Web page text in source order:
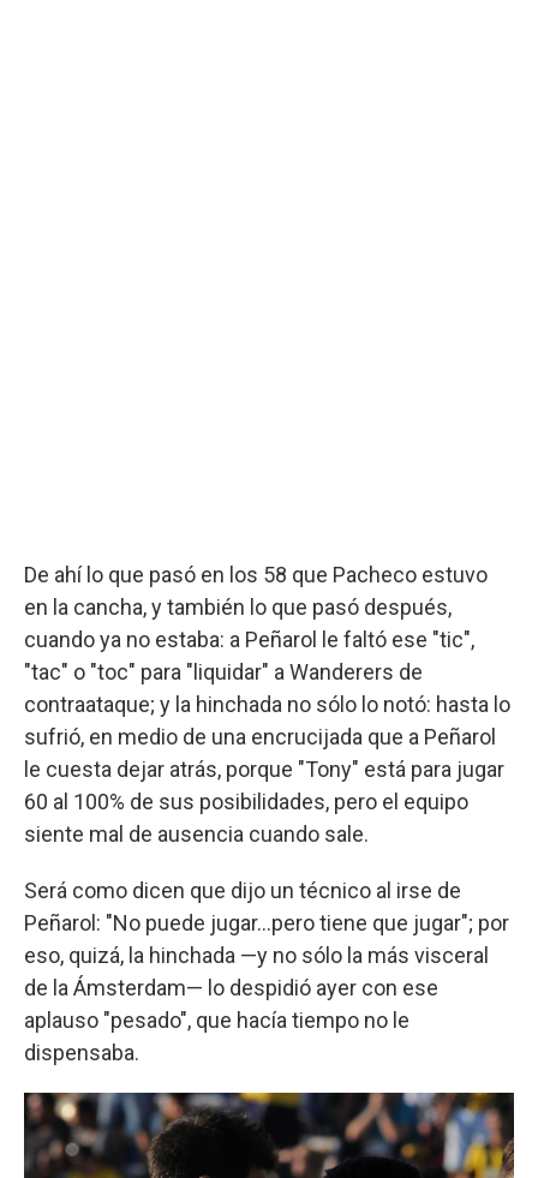
De ahí lo que pasó en los 58 que Pacheco estuvo
en la cancha, y también lo que pasó después,
cuando ya no estaba: a Peñarol le faltó ese "tic",
"tac" o "toc" para "liquidar" a Wanderers de
contraataque; y la hinchada no sólo lo notó: hasta lo
sufrió, en medio de una encrucijada que a Peñarol
le cuesta dejar atrás, porque "Tony" está para jugar
60 al 100% de sus posibilidades, pero el equipo
siente mal de ausencia cuando sale.
Será como dicen que dijo un técnico al irse de
Peñarol: "No puede jugar...pero tiene que jugar"; por
eso, quizá, la hinchada —y no sólo la más visceral
de la Ámsterdam— lo despidió ayer con ese
aplauso "pesado", que hacía tiempo no le
dispensaba.